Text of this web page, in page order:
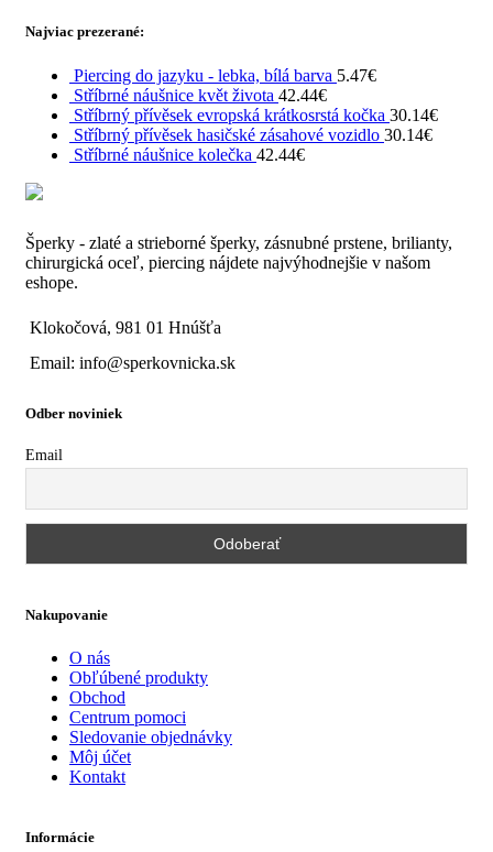
Najviac prezerané:
Piercing do jazyku - lebka, bílá barva 5.47€
Stříbrné náušnice květ života 42.44€
Stříbrný přívěsek evropská krátkosrstá kočka 30.14€
Stříbrný přívěsek hasičské zásahové vozidlo 30.14€
Stříbrné náušnice kolečka 42.44€
Šperky - zlaté a strieborné šperky, zásnubné prstene, brilianty,
chirurgická oceľ, piercing nájdete najvýhodnejšie v našom
eshope.
Klokočová, 981 01 Hnúšťa
Email: info@sperkovnicka.sk
Odber noviniek
Email
Nakupovanie
O nás
Obľúbené produkty
Obchod
Centrum pomoci
Sledovanie objednávky
Môj účet
Kontakt
Informácie